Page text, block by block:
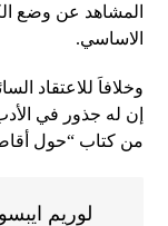
المشاهد عن وضع
الاساسي.
وخلافاَ للاعتقاد
إن له جذور في
من كتاب “حول
لوريم